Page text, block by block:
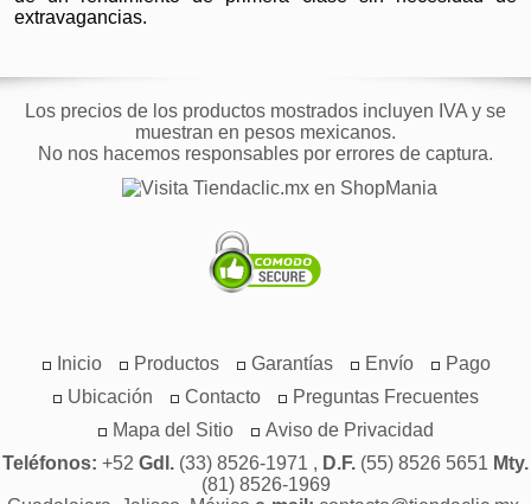
extravagancias.
Los precios de los productos mostrados incluyen IVA y se
muestran en pesos mexicanos.
No nos hacemos responsables por errores de captura.
Inicio Productos Garantías Envío
Pago
Ubicación
Contacto
Preguntas Frecuentes
Mapa del Sitio
Aviso de Privacidad
Teléfonos: +52 Gdl. (33) 8526-1971 , D.F. (55) 8526 5651 Mty.
(81) 8526-1969